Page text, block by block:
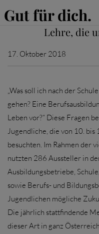
Gut für dich.
Lehre, die
17. Oktober 2018
„Was soll ich nach der
gehen? Eine
Leben vor?“ Diese Fragen
Jugendliche, die von 10.
besuchten. Im Rahmen der
nutzten 286 Aussteller in
Ausbildungsbetriebe,
sowie Berufs- und
Jugendlichen mögliche
Die jährlich stattfindende
dieser Art in ganz